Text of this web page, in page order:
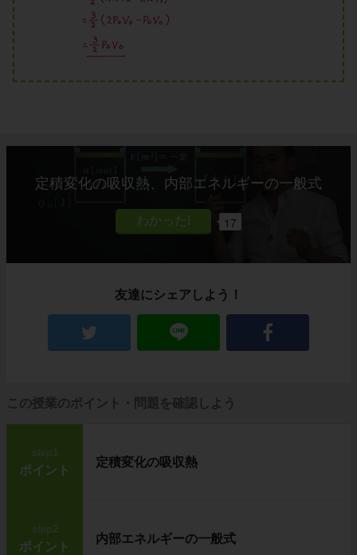
定積変化の吸収熱、内部エネルギーの一般式
17
友達にシェアしよう！
この授業のポイント・問題を確認しよう
step1
ポイント
定積変化の吸収熱
step2
ポイント
内部エネルギーの一般式